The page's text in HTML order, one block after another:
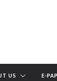
US E-